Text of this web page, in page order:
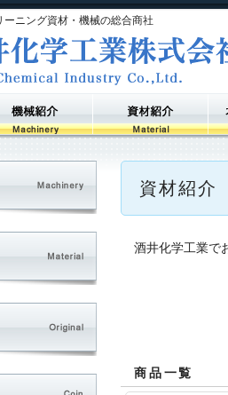
ニング資材・機械の総合商社
資材紹介
酒井化学工業で
商品一覧